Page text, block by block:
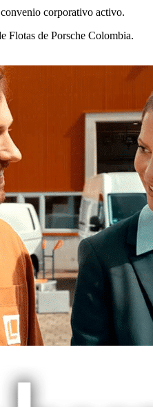
corporativo activo.
Flotas de Porsche Colombia.